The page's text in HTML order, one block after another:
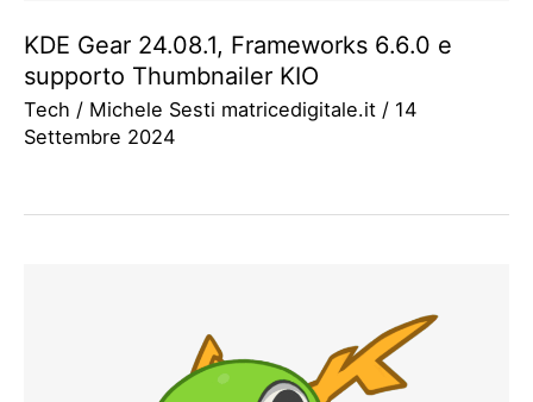
KDE Gear 24.08.1, Frameworks 6.6.0 e
supporto Thumbnailer KIO
Tech / Michele Sesti matricedigitale.it / 14
Settembre 2024